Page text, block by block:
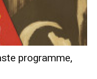
programme,